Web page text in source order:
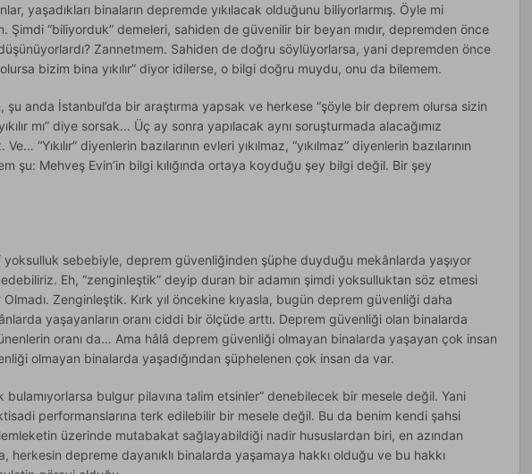
yaşadıkları binaların depremde yıkılacak olduğunu biliyorlarmış. Öyle mi
Şimdi “biliyorduk” demeleri, sahiden de güvenilir bir beyan mıdır, depremden önce
Zannetmem. Sahiden de doğru söylüyorlarsa, yani depremden önce
bizim bina yıkılır” diyor idilerse, o bilgi doğru muydu, onu da bilemem.
şu anda İstanbul’da bir araştırma yapsak ve herkese “şöyle bir deprem olursa sizin
mı” diye sorsak… Üç ay sonra yapılacak aynı soruşturmada alacağımız
“Yıkılır” diyenlerin bazılarının evleri yıkılmaz, “yıkılmaz” diyenlerin bazılarının
şu: Mehveş Evin’in bilgi kılığında ortaya koyduğu şey bilgi değil. Bir şey
yoksulluk sebebiyle, deprem güvenliğinden şüphe duyduğu mekânlarda yaşıyor
Eh, “zenginleştik” deyip duran bir adamın şimdi yoksulluktan söz etmesi
Olmadı. Zenginleştik. Kırk yıl öncekine kıyasla, bugün deprem güvenliği daha
yaşayanların oranı ciddi bir ölçüde arttı. Deprem güvenliği olan binalarda
oranı da… Ama hâlâ deprem güvenliği olmayan binalarda yaşayan çok insan
olmayan binalarda yaşadığından şüphelenen çok insan da var.
bulamıyorlarsa bulgur pilavına talim etsinler” denebilecek bir mesele değil. Yani
performanslarına terk edilebilir bir mesele değil. Bu da benim kendi şahsi
üzerinde mutabakat sağlayabildiği nadir hususlardan biri, en azından
herkesin depreme dayanıklı binalarda yaşamaya hakkı olduğu ve bu hakkı